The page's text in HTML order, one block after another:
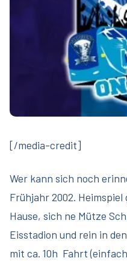
[/media-credit]
Wer kann sich noch
Frühjahr 2002.
Hause, sich ne Mütze
Eisstadion und rein in
mit ca. 10h Fahrt